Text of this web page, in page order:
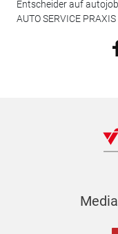
Entscheider auf
AUTO SERVICE